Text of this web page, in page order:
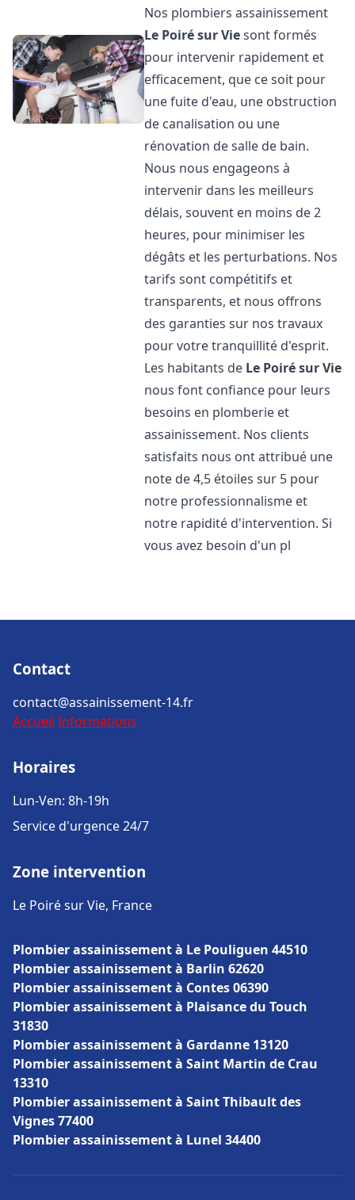
Nos plombiers assainissement
Le Poiré sur Viesont formés
pour intervenir rapidement et
efficacement, que ce soit pour
une fuite d'eau, une obstruction
de canalisation ou une
rénovation de salle de bain.
Nous nous engageons à
intervenir dans les meilleurs
délais, souvent en moins de 2
heures, pour minimiser les
dégâts et les perturbations. Nos
tarifs sont compétitifs et
transparents, et nous offrons
des garanties sur nos travaux
pour votre tranquillité d'esprit.
Les habitants de Le Poiré sur Vie
nous font confiance pour leurs
besoins en plomberie et
assainissement. Nos clients
satisfaits nous ont attribué une
note de 4,5 étoiles sur 5 pour
notre professionnalisme et
notre rapidité d'intervention. Si
vous avez besoin d'un pl
Contact
contact@assainissement-14.fr
Accueil Informations
Horaires
Lun-Ven: 8h-19h
Service d'urgence 24/7
Zone intervention
Le Poiré sur Vie, France
Plombier assainissement à Le Pouliguen 44510
Plombier assainissement à Barlin 62620
Plombier assainissement à Contes 06390
Plombier assainissement à Plaisance du Touch
31830
Plombier assainissement à Gardanne 13120
Plombier assainissement à Saint Martin de Crau
13310
Plombier assainissement à Saint Thibault des
Vignes 77400
Plombier assainissement à Lunel 34400